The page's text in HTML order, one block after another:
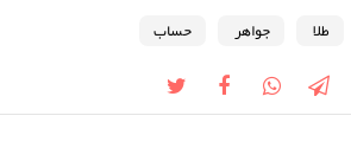
طلا جواهر حساب